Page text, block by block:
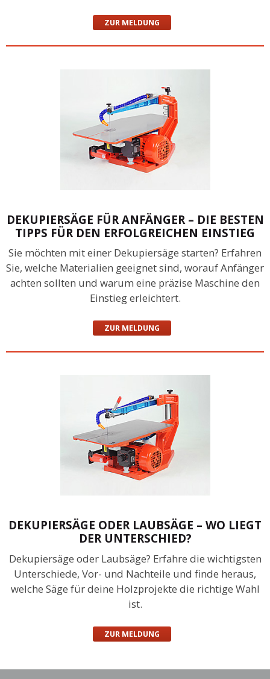
ZUR MELDUNG
DEKUPIERSÄGE FÜR ANFÄNGER – DIE BESTEN
TIPPS FÜR DEN ERFOLGREICHEN EINSTIEG
Sie möchten mit einer Dekupiersäge starten? Erfahren
Sie, welche Materialien geeignet sind, worauf Anfänger
achten sollten und warum eine präzise Maschine den
Einstieg erleichtert.
ZUR MELDUNG
DEKUPIERSÄGE ODER LAUBSÄGE – WO LIEGT
DER UNTERSCHIED?
Dekupiersäge oder Laubsäge? Erfahre die wichtigsten
Unterschiede, Vor- und Nachteile und finde heraus,
welche Säge für deine Holzprojekte die richtige Wahl
ist.
ZUR MELDUNG